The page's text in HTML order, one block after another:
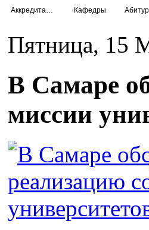
Кафедры
Пятница, 15
В Самаре
миссии